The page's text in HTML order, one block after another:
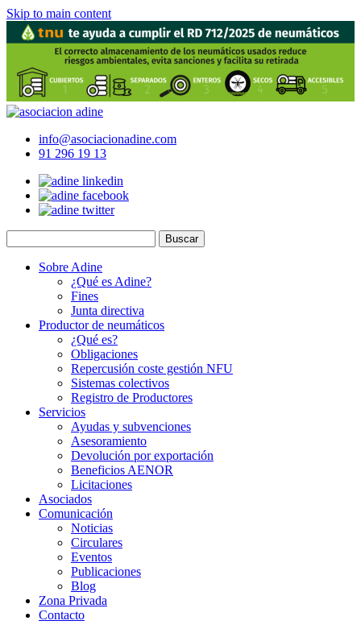
Skip to main content
info@asociacionadine.com
91 296 19 13
Sobre Adine
¿Qué es Adine?
Fines
Junta directiva
Productor de neumáticos
¿Qué es?
Obligaciones
Repercusión coste gestión NFU
Sistemas colectivos
Registro de Productores
Servicios
Ayudas y subvenciones
Asesoramiento
Devolución por exportación
Beneficios AENOR
Licitaciones
Asociados
Comunicación
Noticias
Circulares
Eventos
Publicaciones
Blog
Zona Privada
Contacto